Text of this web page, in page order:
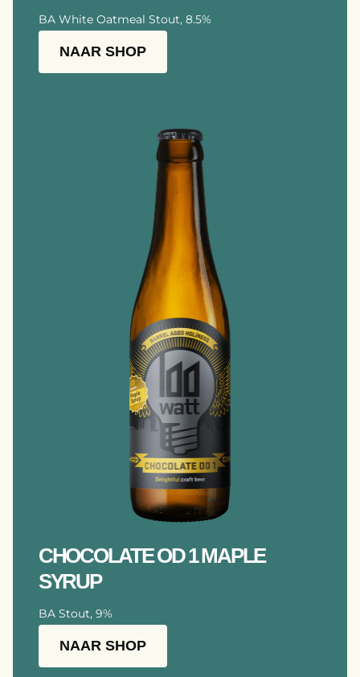
BA White Oatmeal Stout, 8.5%
NAAR SHOP
CHOCOLATE OD 1 MAPLE
SYRUP
BA Stout, 9%
NAAR SHOP